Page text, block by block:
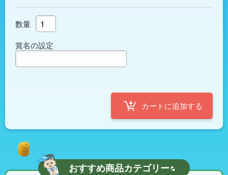
数量
賞名の設定
おすすめ商品カテゴリー